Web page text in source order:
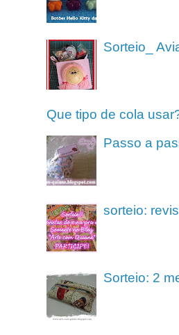
Sorteio_
Que tipo de cola
Passo a
sorteio:
Sorteio: 2